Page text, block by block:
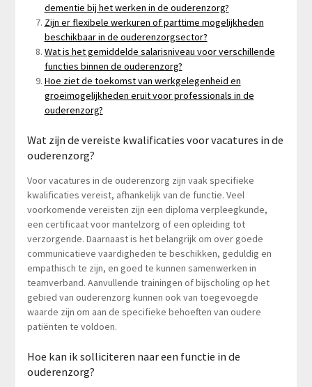
dementie bij het werken in de ouderenzorg?
Zijn er flexibele werkuren of parttime mogelijkheden
beschikbaar in de ouderenzorgsector?
Wat is het gemiddelde salarisniveau voor verschillende
functies binnen de ouderenzorg?
Hoe ziet de toekomst van werkgelegenheid en
groeimogelijkheden eruit voor professionals in de
ouderenzorg?
Wat zijn de vereiste kwalificaties voor vacatures in de
ouderenzorg?
Voor vacatures in de ouderenzorg zijn vaak specifieke
kwalificaties vereist, afhankelijk van de functie. Veel
voorkomende vereisten zijn een diploma verpleegkunde,
een certificaat voor mantelzorg of een opleiding tot
verzorgende. Daarnaast is het belangrijk om over goede
communicatieve vaardigheden te beschikken, geduldig en
empathisch te zijn, en goed te kunnen samenwerken in
teamverband. Aanvullende trainingen of bijscholing op het
gebied van ouderenzorg kunnen ook van toegevoegde
waarde zijn om aan de specifieke behoeften van oudere
patiënten te voldoen.
Hoe kan ik solliciteren naar een functie in de
ouderenzorg?